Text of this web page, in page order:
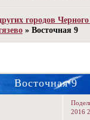
городов
»Восточная 9
Восточная 9
2016